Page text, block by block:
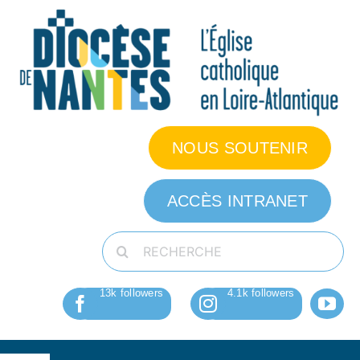
NOUS SOUTENIR
ACCÈS INTRANET
Rechercher: